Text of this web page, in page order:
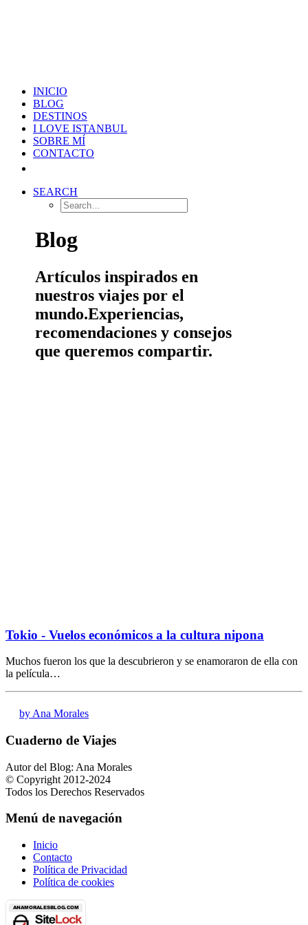
INICIO
BLOG
DESTINOS
I LOVE ISTANBUL
SOBRE MÍ
CONTACTO
SEARCH
Blog
Artículos inspirados en
nuestros viajes por el
mundo.Experiencias,
recomendaciones y consejos
que queremos compartir.
Tokio - Vuelos económicos a la cultura nipona
Muchos fueron los que la descubrieron y se enamoraron de ella con
la película…
by Ana Morales
Cuaderno de Viajes
Autor del Blog: Ana Morales
© Copyright 2012-2024
Todos los Derechos Reservados
Menú de navegación
Inicio
Contacto
Política de Privacidad
Política de cookies